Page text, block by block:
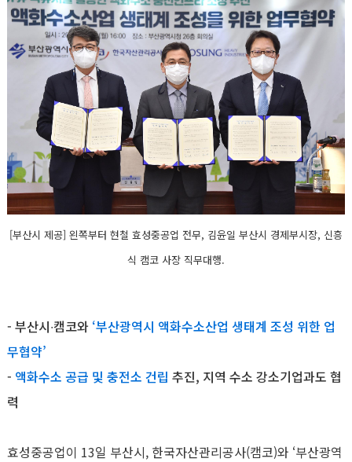
[부산시 제공] 왼쪽부터 현철 효성중공업 전무, 김윤일 부산시 경제부시장, 신흥
식 캠코 사장 직무대행.
- 부산시∙캠코와 ‘부산광역시 액화수소산업 생태계 조성 위한 업
무협약’
- 액화수소 공급 및 충전소 건립 추진, 지역 수소 강소기업과도 협
력
효성중공업이 13일 부산시, 한국자산관리공사(캠코)와 ‘부산광역